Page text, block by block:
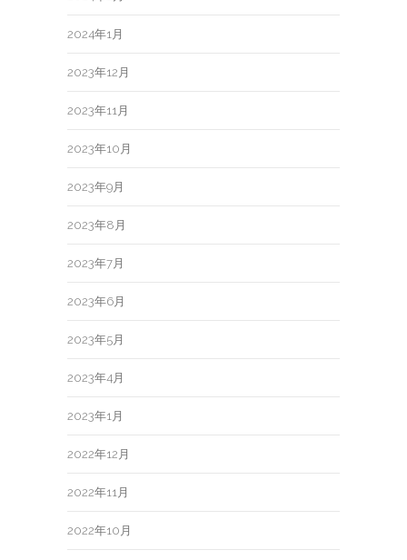
2024年1月
2023年12月
2023年11月
2023年10月
2023年9月
2023年8月
2023年7月
2023年6月
2023年5月
2023年4月
2023年1月
2022年12月
2022年11月
2022年10月